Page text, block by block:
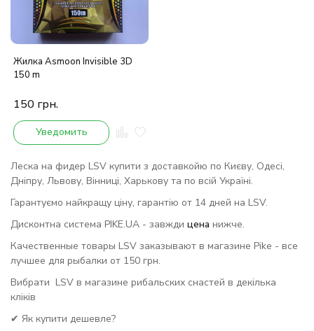
Жилка Asmoon Invisible 3D
150 m
150 грн.
Уведомить
Леска на фидер LSV купити з доставкойю по Києву, Одесі,
Дніпру, Львову, Вінниці, Харькову та по всій Україні.
Гарантуємо найкращу ціну, гарантію от 14 дней на LSV.
Дисконтна система PIKE.UA - завжди цена нижче.
Качественные товары LSV заказывают в магазине Pike - все
лучшее для рыбалки от 150 грн.
Вибрати LSV в магазине рибальских снастей в декілька
кліків
✔ Як купити дешевле?